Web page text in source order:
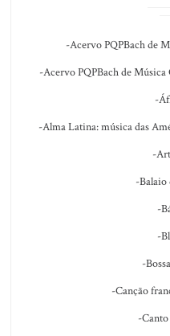
-Acervo PQPBach de
-Acervo PQPBach de
-
-Alma Latina: música das
-
-Balaio
-
-
-
-Canção
-